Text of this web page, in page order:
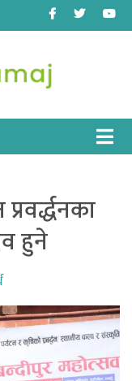
Facebook
Twitter
हुने